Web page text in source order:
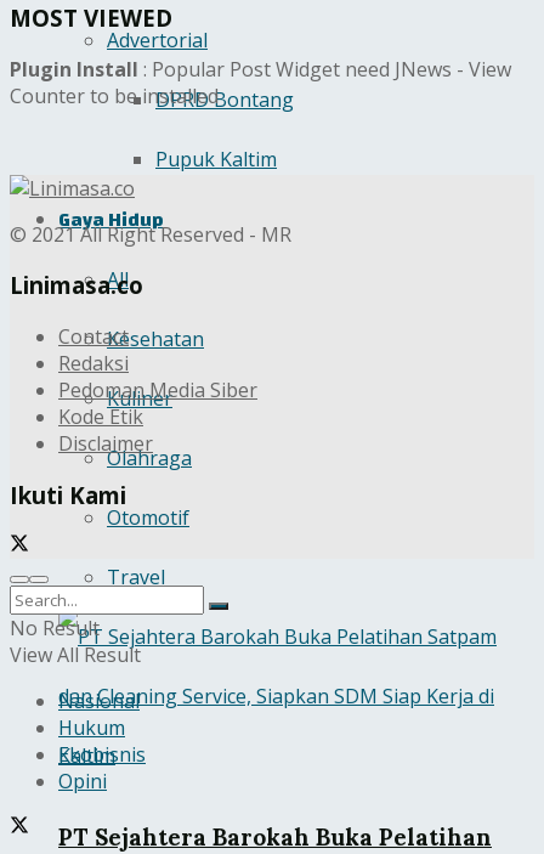
Advertorial
DPRD Bontang
Pupuk Kaltim
Gaya Hidup
All
Kesehatan
Kuliner
Olahraga
Otomotif
Travel
PT Sejahtera Barokah Buka Pelatihan
MOST VIEWED
Plugin Install : Popular Post Widget need JNews - View
Counter to be installed
© 2021 All Right Reserved - MR
Linimasa.co
Contact
Redaksi
Pedoman Media Siber
Kode Etik
Disclaimer
Ikuti Kami
No Result
View All Result
Nasional
Hukum
Ekobisnis
Opini